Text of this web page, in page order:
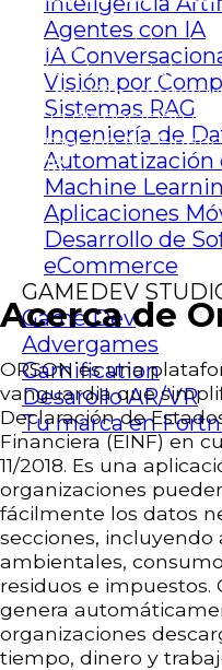
Agentes con IA
IA
Visión por
Sistemas RAG
Ingeniería de
Automatización
Machine
Aplicaciones
Desarrollo de
eCommerce
GAMEDEV
Game Dev
Advergames
Gamification
Desarollo AR/VR
Tu marca en
Nuestros servicios de
sido fundamentales
de la gestión
para la elaboración
Información No
11/2018.
Acerca de
ORSON es una
vanguardia que
Declaración de
Financiera (EINF) en
11/2018. Es una
organizaciones
fácilmente los datos
secciones, incluyendo
ambientales,
residuos e impuestos.
genera
organizaciones
tiempo, dinero y